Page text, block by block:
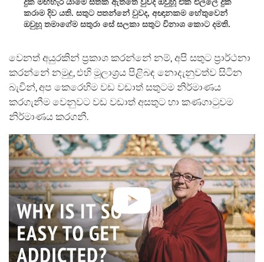
කරාම දිව යති. සතුට පතන්නේ වුවද, අඥානකම හේතුවෙන්
ඔවුහූ තමාගේම සතුරා සේ සලකා සතුට විනාශ කොට දමති.
වෙනත් අයුරකින් ප්‍රකාශ කරන්නේ නම්, අපි සතුට ප්‍රාර්ථනා
කරන්නේ නමුදු, එහි මූලාශ්‍රය පිළිබඳ නොදැනුවත්ව සිටින
බැවින්, අප කෙරෙහිම වඩ වඩාත් සතුටම නිර්මාණය
කරගැනීම වෙනුවට වඩ වඩාත් අසතුට හා කණගාටුවම
නිර්මාණය කරගනී.